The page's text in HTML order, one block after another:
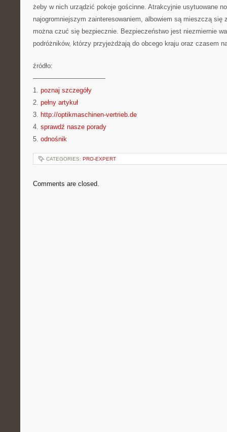
żeby w nich urządzić pokoje gościnne. Atrakcyjnie usytuowane
najogromniejszym zainteresowaniem, albowiem są mieszczą się
można czuć się bezpiecznie. Bezpieczeństwo jest niezmiernie
podróżników, którzy przyjeżdżają do obcego kraju oraz czasem
źródło:
———————————
1. poznaj szczegóły
2. pełny artykuł
3. http://optikmaschinen-vertrieb.de
4. sprawdź nasze porady
5. odnośnik
CATEGORIES: PRO-EXPERT
Comments are closed.